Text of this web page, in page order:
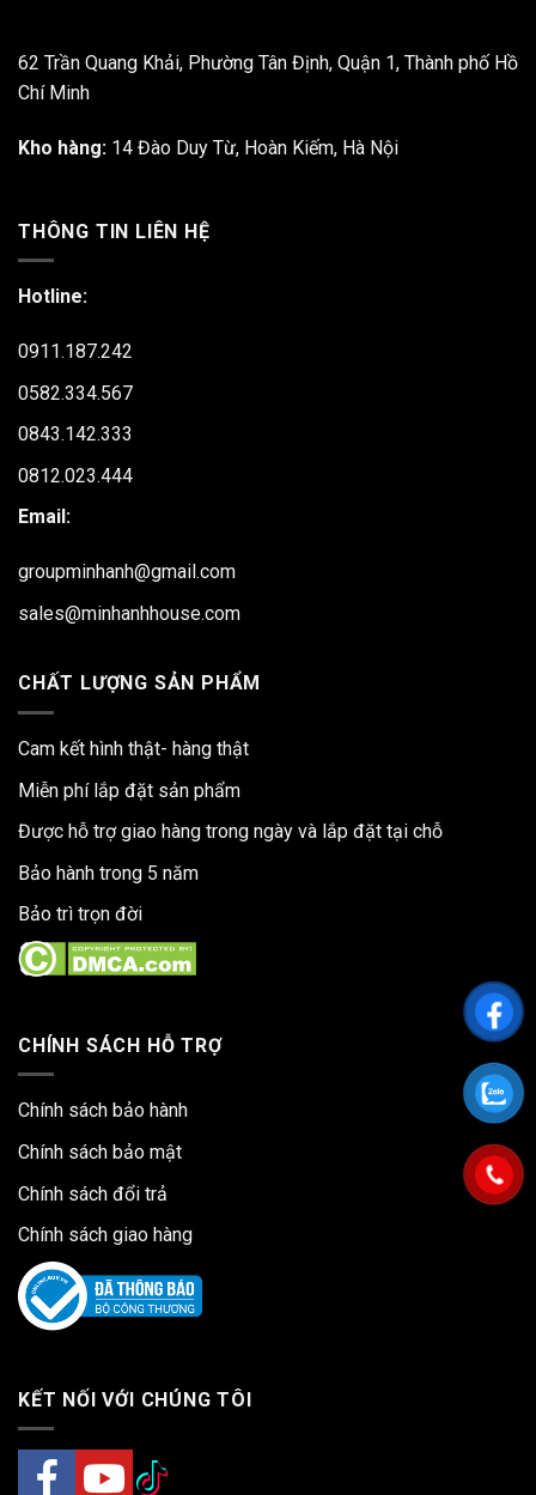
62 Trần Quang Khải, Phường Tân Định, Quận 1, Thành phố Hồ
Chí Minh
Kho hàng: 14 Đào Duy Từ, Hoàn Kiếm, Hà Nội
THÔNG TIN LIÊN HỆ
Hotline:
0911.187.242
0582.334.567
0843.142.333
0812.023.444
Email:
groupminhanh@gmail.com
sales@minhanhhouse.com
CHẤT LƯỢNG SẢN PHẨM
Cam kết hình thật- hàng thật
Miễn phí lắp đặt sản phẩm
Được hỗ trợ giao hàng trong ngày và lắp đặt tại chỗ
Bảo hành trong 5 năm
Bảo trì trọn đời
CHÍNH SÁCH HỖ TRỢ
Chính sách bảo hành
Chính sách bảo mật
Chính sách đổi trả
Chính sách giao hàng
KẾT NỐI VỚI CHÚNG TÔI